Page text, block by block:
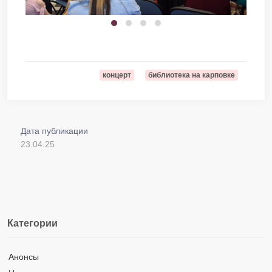
концерт библиотека на карповке
Дата публикации
23.04.25
Категории
Анонсы